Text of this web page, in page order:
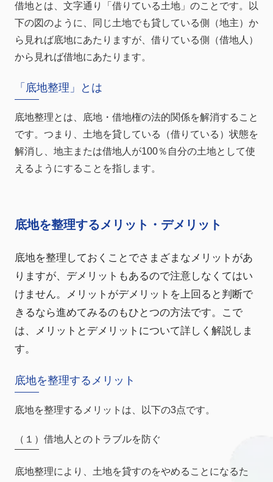
借地とは、文字通り「借りている土地」のことです。以
下の図のように、同じ土地でも貸している側（地主）か
ら見れば底地にあたりますが、借りている側（借地人）
から見れば借地にあたります。
「底地整理」とは
底地整理とは、底地・借地権の法的関係を解消すること
です。つまり、土地を貸している（借りている）状態を
解消し、地主または借地人が100％自分の土地として使
えるようにすることを指します。
底地を整理するメリット・デメリット
底地を整理しておくことでさまざまなメリットがあ
りますが、デメリットもあるので注意しなくてはい
けません。メリットがデメリットを上回ると判断で
きるなら進めてみるのもひとつの方法です。こで
は、メリットとデメリットについて詳しく解説しま
す。
底地を整理するメリット
底地を整理するメリットは、以下の3点です。
（１）借地人とのトラブルを防ぐ
底地整理により、土地を貸すのをやめることになるた